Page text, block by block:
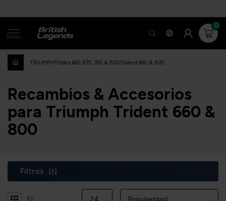
MENÚ
0
TRIUMPHTriples 660, 675, 765 & 800Trident 660 & 800
Recambios & Accesorios
para Triumph Trident 660 &
800
Filtros